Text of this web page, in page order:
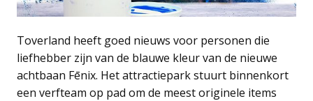
Toverland heeft goed nieuws voor personen die
liefhebber zijn van de blauwe kleur van de nieuwe
achtbaan Fēnix. Het attractiepark stuurt binnenkort
een verfteam op pad om de meest originele items